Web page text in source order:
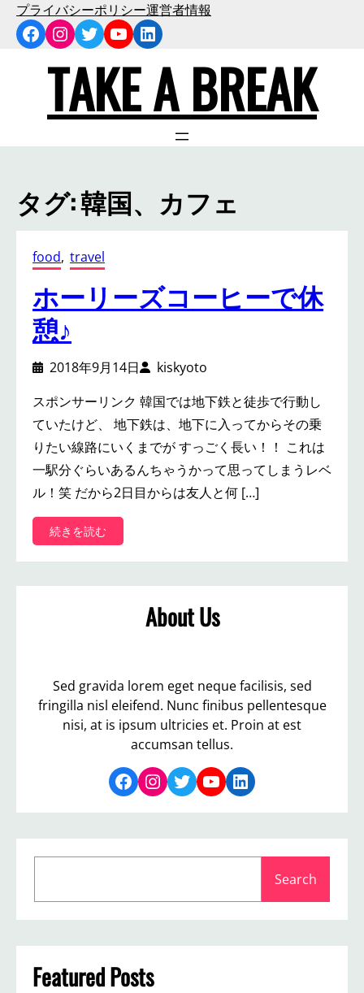
プライバシーポリシー運営者情報
Facebook
Instagram
Twitter
YouTube
LinkedIn
TAKE A BREAK
タグ:韓国、カフェ
food, travel
ホーリーズコーヒーで休
憩♪
2018年9月14日
kiskyoto
スポンサーリンク 韓国では地下鉄と徒歩で行動し
ていたけど、 地下鉄は、地下に入ってからその乗
りたい線路にいくまでが すっごく長い！！ これは
一駅分ぐらいあるんちゃうかって思ってしまうレベ
ル！笑 だから2日目からは友人と何 […]
続きを読む:
ホ
ー
ー
で
休
憩
About Us
Sed gravida lorem eget neque facilisis, sed
fringilla nisl eleifend. Nunc finibus pellentesque
nisi, at is ipsum ultricies et. Proin at est
accumsan tellus.
Facebook Instagram Twitter YouTube LinkedIn
a
r
c
h
Search
Featured Posts